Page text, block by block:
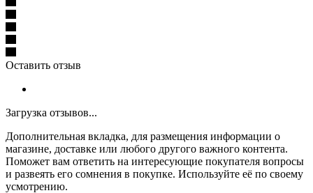
Оставить отзыв
Загрузка отзывов...
Дополнительная вкладка, для размещения информации о
магазине, доставке или любого другого важного контента.
Поможет вам ответить на интересующие покупателя вопросы
и развеять его сомнения в покупке. Используйте её по своему
усмотрению.